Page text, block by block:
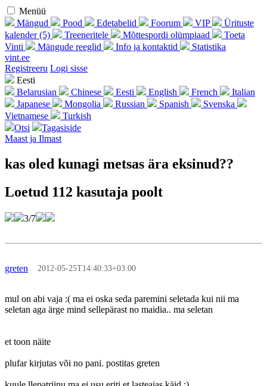
Menüü
Mängud
Pood Edetabelid Foorum VIP
Ürituste
kalender (5)
Treeneritele Mõttespordi olümpiaad
Toeta
Vinti
Mängude reeglid Info ja kontaktid
Statistika
vint.ee
Regist­reeru Logi sisse
Eesti
Belarusian
Chinese Eesti English French
Italian
Japanese
Mongolia Russian Spanish
Svenska
Vietnamese
Turkish
Otsi
Tagasiside
Maast ja Ilmast
kas oled kunagi metsas ära eksinud??
Loetud 112 kasutaja poolt
3/7
greten 2012-05-25T14:40:33+03:00
mul on abi vaja :( ma ei oska seda paremini seletada kui nii ma
seletan aga ärge mind sellepärast no maidia.. ma seletan
et toon näite
plufar kirjutas või no pani. postitas greten